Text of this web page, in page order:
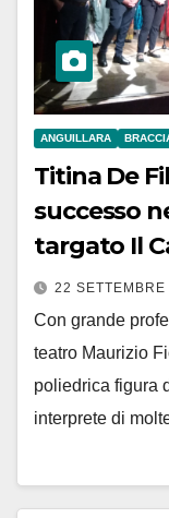
ANGUILLARA
Titina De
successo
targato Il
22 SETTEMBRE
Con grande
teatro Maurizio
poliedrica figura
interprete di